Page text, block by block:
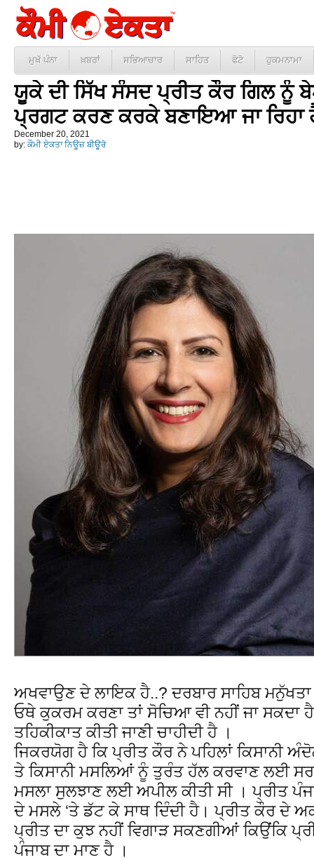
ਮੁਖੱ ਪੰਨਾ ਖ਼ਬਰਾਂ ਸਭਿਆਚਾਰ ਸਾਹਿਤ ਫੋਟੋ ਹੁਕਮਨਾਮਾ
ਯੂਕੇ ਦੀ ਸਿੱਖ ਸੰਸਦ ਪ੍ਰੀਤ ਕੌਰ ਗਿਲ ਨੂੰ
ਪ੍ਰਗਟ ਕਰਣ ਕਰਕੇ ਬਣਾਇਆ ਜਾ ਰਿਹਾ ਹੈ
December 20, 2021
by: ਕੌਮੀ ਏਕਤਾ ਨਿਊਜ਼ ਬੀਊਰੋ
ਅਖਵਾਉਣ ਦੇ ਲਾਇਕ ਹੈ..? ਦਰਬਾਰ ਸਾਹਿਬ ਮਨੁੱਖਤਾ
ਓਥੇ ਕੁਕਰਮ ਕਰਣਾ ਤਾਂ ਸੋਚਿਆ ਵੀ ਨਹੀਂ ਜਾ ਸਕਦਾ
ਤਹਿਕੀਕਾਤ ਕੀਤੀ ਜਾਣੀ ਚਾਹੀਦੀ ਹੈ ।
ਜਿਕਰਯੋਗ ਹੈ ਕਿ ਪ੍ਰੀਤ ਕੌਰ ਨੇ ਪਹਿਲਾਂ ਕਿਸਾਨੀ
ਤੇ ਕਿਸਾਨੀ ਮਸਲਿਆਂ ਨੂੰ ਤੁਰੰਤ ਹੱਲ ਕਰਵਾਣ ਲਈ
ਮਸਲਾ ਸੁਲਝਾਣ ਲਈ ਅਪੀਲ ਕੀਤੀ ਸੀ । ਪ੍ਰੀਤ
ਦੇ ਮਸਲੇ ‘ਤੇ ਡੱਟ ਕੇ ਸਾਥ ਦਿੰਦੀ ਹੈ। ਪ੍ਰੀਤ ਕੌਰ ਦੇ
ਪ੍ਰੀਤ ਦਾ ਕੁਝ ਨਹੀਂ ਵਿਗਾੜ ਸਕਣਗੀਆਂ ਕਿਉਂਕਿ
ਪੰਜਾਬ ਦਾ ਮਾਣ ਹੈ ।